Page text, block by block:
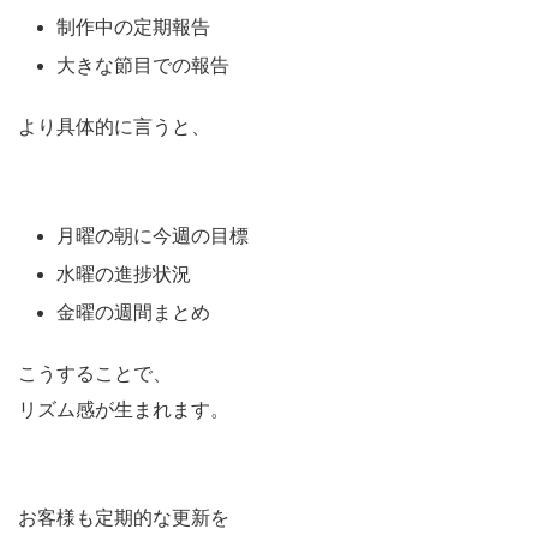
制作中の定期報告
大きな節目での報告
より具体的に言うと、
月曜の朝に今週の目標
水曜の進捗状況
金曜の週間まとめ
こうすることで、
リズム感が生まれます。
お客様も定期的な更新を